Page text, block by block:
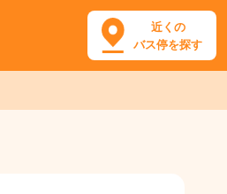
近くの
バス停を探す